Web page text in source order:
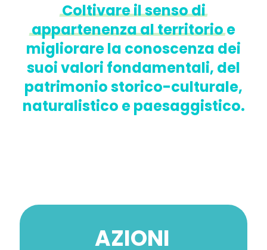
Coltivareilsensodi
appartenenzaalterritorioe
migliorare la conoscenza dei
suoi valori fondamentali, del
patrimonio storico-culturale,
naturalistico e paesaggistico.
AZIONI